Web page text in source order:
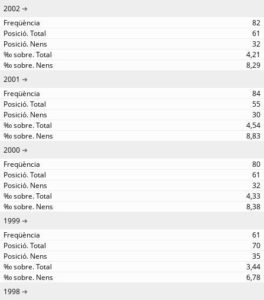
2002
82
61
32
4,21
8,29
2001
84
55
30
4,54
8,83
2000
80
61
32
4,33
8,38
1999
61
70
35
3,44
6,78
1998